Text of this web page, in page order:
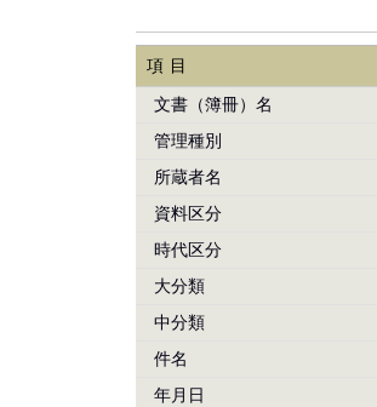
項目
文書（簿冊）名
管理種別
所蔵者名
資料区分
時代区分
大分類
中分類
件名
年月日